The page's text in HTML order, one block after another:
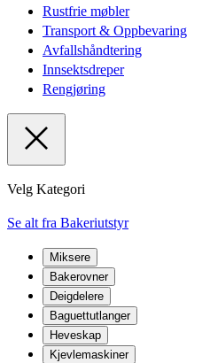
Rustfrie møbler
Transport & Oppbevaring
Avfallshåndtering
Innsektsdreper
Rengjøring
Velg Kategori
Se alt fra Bakeriutstyr
Miksere
Bakerovner
Deigdelere
Baguettutlanger
Heveskap
Kjevlemaskiner